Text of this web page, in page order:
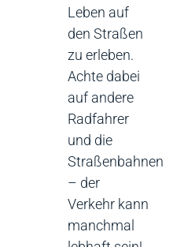
Leben auf
den Straßen
zu erleben.
Achte dabei
auf andere
Radfahrer
und die
Straßenbahnen
– der
Verkehr kann
manchmal